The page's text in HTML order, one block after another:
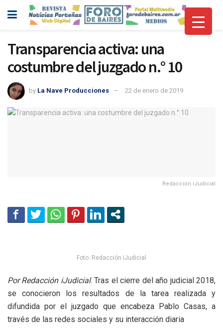
Transparencia activa: una
costumbre del juzgado n.° 10
by La Nave Producciones 22 de enero de 2019
Redacción iJudicial
Foto: Redacción iJudicial
Por Redacción iJudicial. Tras el cierre del año judicial 2018,
se conocieron los resultados de la tarea realizada y
difundida por el juzgado que encabeza Pablo Casas, a
través de las redes sociales y su interacción diaria